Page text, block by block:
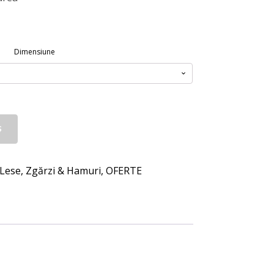
Dimensiune
Lese, Zgărzi & Hamuri, OFERTE